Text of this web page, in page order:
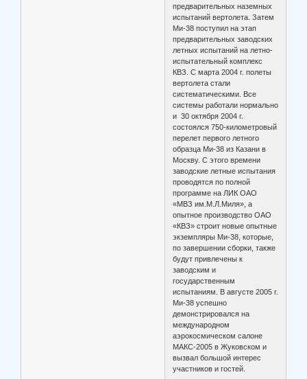
предварительных наземных
испытаний вертолета. Затем
Ми-38 поступил на этап
предварительных заводских
летных испытаний на летно-
испытательный комплекс
КВЗ. С марта 2004 г. полеты
вертолета стали
систематическими. Все
системы работали нормально
и 30 октября 2004 г.
состоялся 750-километровый
перелет первого летного
образца Ми-38 из Казани в
Москву. С этого времени
заводские летные испытания
проводятся по полной
программе на ЛИК ОАО
«МВЗ им.М.Л.Миля», а
опытное производство ОАО
«КВЗ» строит новые опытные
экземпляры Ми-38, которые,
по завершении сборки, также
будут привлечены к
заводским и
государственным
испытаниям. В августе 2005 г.
Ми-38 успешно
демонстрировался на
международном
аэрокосмическом салоне
МАКС-2005 в Жуковском и
вызвал большой интерес
участников и гостей.